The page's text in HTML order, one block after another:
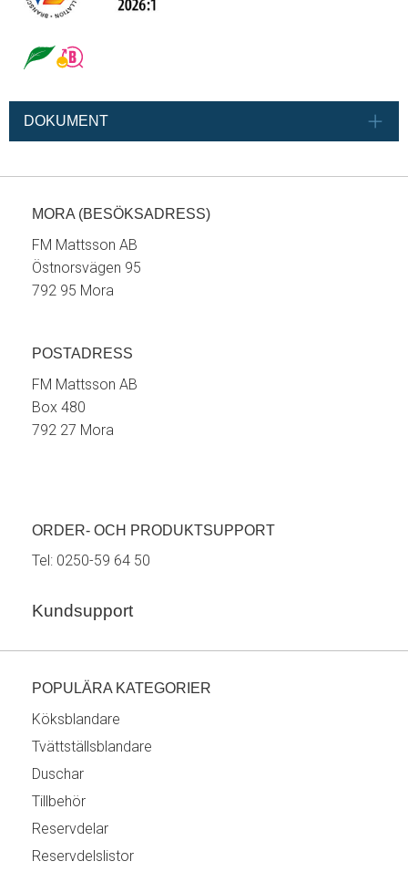
DOKUMENT
MORA (BESÖKSADRESS)
FM Mattsson AB
Östnorsvägen 95
792 95 Mora
POSTADRESS
FM Mattsson AB
Box 480
792 27 Mora
ORDER- OCH PRODUKTSUPPORT
Tel: 0250-59 64 50
Kundsupport
POPULÄRA KATEGORIER
Köksblandare
Tvättställsblandare
Duschar
Tillbehör
Reservdelar
Reservdelslistor